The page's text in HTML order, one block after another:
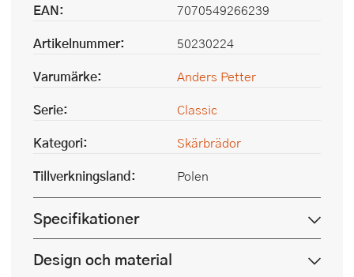
EAN:
7070549266239
Artikelnummer:
50230224
Varumärke:
Anders Petter
Serie:
Classic
Kategori:
Skärbrädor
Tillverkningsland:
Polen
Specifikationer
Design och material